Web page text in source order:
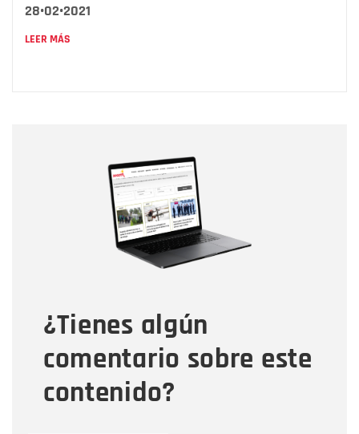
28•02•2021
LEER MÁS
¿Tienes algún
comentario sobre este
contenido?
Correo electrónico
Tipo de comentario
Mensaje